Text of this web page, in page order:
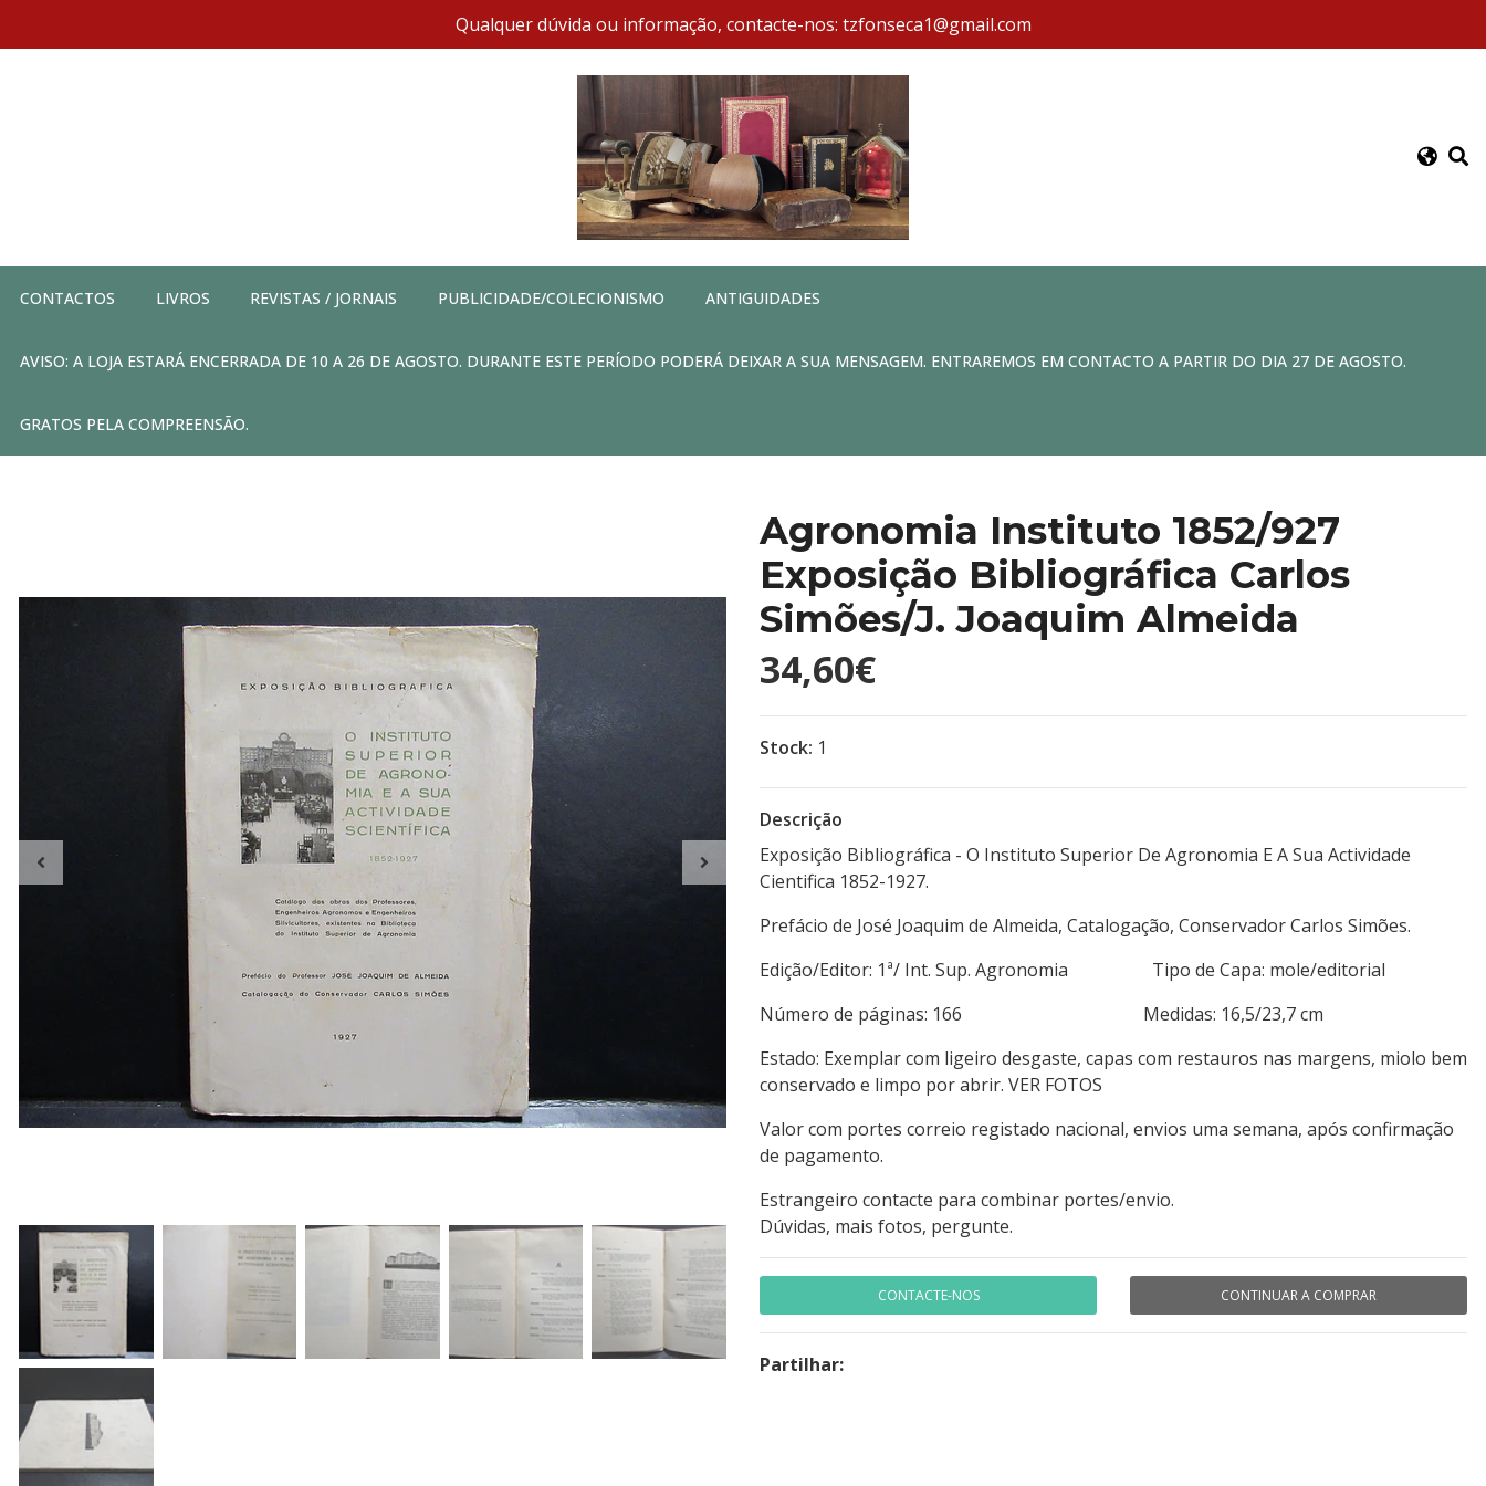
Qualquer dúvida ou informação, contacte-nos: tzfonseca1@gmail.com
CONTACTOS LIVROS REVISTAS / JORNAIS PUBLICIDADE/COLECIONISMO ANTIGUIDADES
AVISO: A LOJA ESTARÁ ENCERRADA DE 10 A 26 DE AGOSTO. DURANTE ESTE PERÍODO PODERÁ DEIXAR A SUA MENSAGEM. ENTRAREMOS EM CONTACTO A PARTIR DO DIA 27 DE AGOSTO.
GRATOS PELA COMPREENSÃO.
Agronomia Instituto 1852/927
Exposição Bibliográfica Carlos
Simões/J. Joaquim Almeida
34,60€
Stock: 1
Descrição
Exposição Bibliográfica - O Instituto Superior De Agronomia E A Sua Actividade
Cientifica 1852-1927.
Prefácio de José Joaquim de Almeida, Catalogação, Conservador Carlos Simões.
Edição/Editor: 1ª/ Int. Sup. Agronomia Tipo de Capa: mole/editorial
Número de páginas: 166 Medidas: 16,5/23,7 cm
Estado: Exemplar com ligeiro desgaste, capas com restauros nas margens, miolo bem
conservado e limpo por abrir. VER FOTOS
Valor com portes correio registado nacional, envios uma semana, após confirmação
de pagamento.
Estrangeiro contacte para combinar portes/envio.
Dúvidas, mais fotos, pergunte.
CONTACTE-NOS CONTINUAR A COMPRAR
Partilhar: